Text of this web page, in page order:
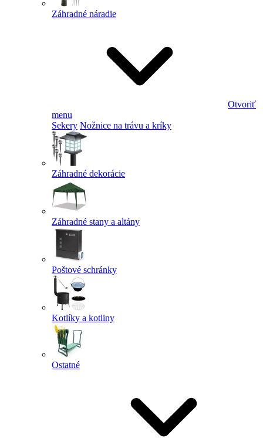
Záhradné náradie
Otvoriť
menu
Sekery Nožnice na trávu a kríky
Záhradné dekorácie
Záhradné stany a altány
Poštové schránky
Kotlíky a kotliny
Ostatné